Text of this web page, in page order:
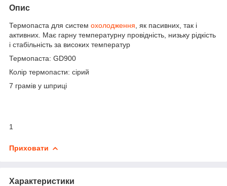
Опис
Термопаста для систем охолодження , як пасивних, так і
активних. Має гарну температурну провідність, низьку рідкість
і стабільність за високих температур
Термопаста: GD900
Колір термопасти: сірий
7 грамів у шприці
1
Приховати
Характеристики